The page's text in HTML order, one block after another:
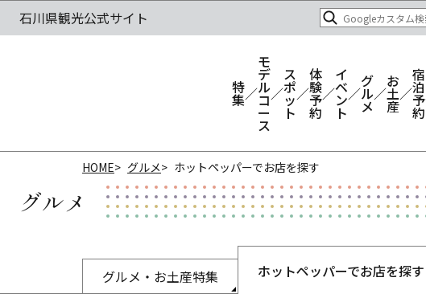
特
集
モ
デ
ル
コ
ー
ス
ス
ポ
ッ
ト
体
験
予
約
イ
ベ
ン
ト
グ
ル
メ
お
土
産
宿
泊
予
約
HOME グルメ ホットペッパーでお店を探す
グルメ
グルメ・お土産特集 ホットペッパーでお店を探す